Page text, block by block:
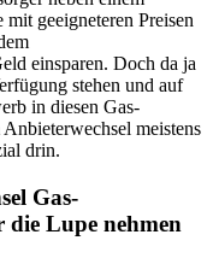
geeigneteren Preisen
einsparen. Doch da ja
stehen und auf
in diesen Gas-
meistens
drin.
Gas-
Lupe nehmen